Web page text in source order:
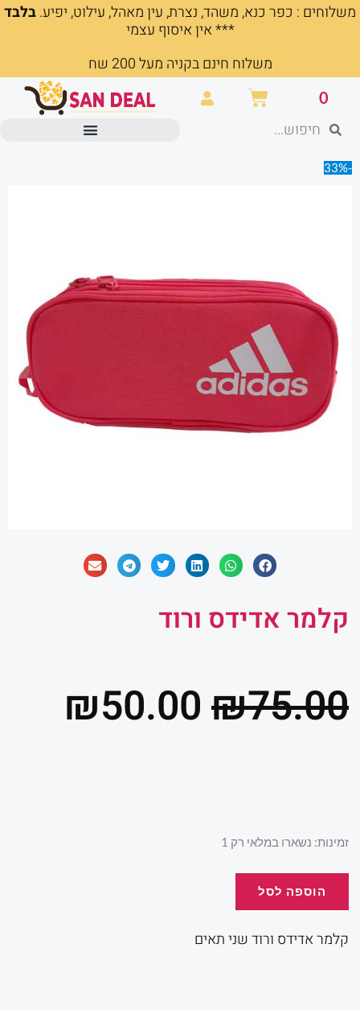
דילוג
משלוחים : כפר כנא, משהד, נצרת, עין מאהל, עילוט, יפיע.בלבד
*** אין איסוף עצמי
משלוח חינם בקניה מעל 200 שח
0 עגלת
קניות חיפושחיפוש
-33%
קלמר אדידס ורוד
₪75.00
המחיר
₪75.00.
₪50.00
זמינות: נשארו במלאי רק 1
כמות
הוספה לסל
קלמר אדידס ורוד שני תאים